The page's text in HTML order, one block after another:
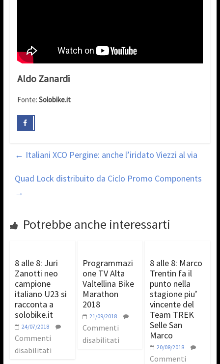
Aldo Zanardi
Fonte: Solobike.it
← Italiani XCO Pergine: anche l’iridato Viezzi al via
Quad Lock distribuito da Ciclo Promo Components
→
Potrebbe anche interessarti
8 alle 8: Juri
Zanotti neo
campione
italiano U23 si
racconta a
solobike.it
24/07/2018
Commenti
disabilitati
Programmazi
one TV Alta
Valtellina Bike
Marathon
2018
21/09/2018
Commenti
disabilitati
8 alle 8: Marco
Trentin fa il
punto nella
stagione piu’
vincente del
Team TREK
Selle San
Marco
20/08/2018
Commenti